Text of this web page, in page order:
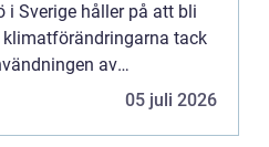
Sverige håller på att bli
tack
av
har gen...
05 juli 2026